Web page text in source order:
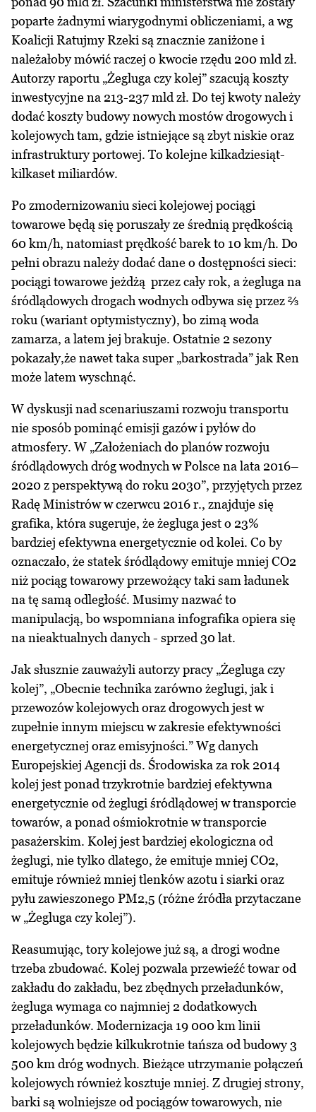
poparte żadnymi wiarygodnymi obliczeniami, a wg
Koalicji Ratujmy Rzeki są znacznie zaniżone i
należałoby mówić raczej o kwocie rzędu 200 mld zł.
Autorzy raportu „Żegluga czy kolej” szacują koszty
inwestycyjne na 213-237 mld zł. Do tej kwoty należy
dodać koszty budowy nowych mostów drogowych i
kolejowych tam, gdzie istniejące są zbyt niskie oraz
infrastruktury portowej. To kolejne kilkadziesiąt-
kilkaset miliardów.
Po zmodernizowaniu sieci kolejowej pociągi
towarowe będą się poruszały ze średnią prędkością
60 km/h, natomiast prędkość barek to 10 km/h. Do
pełni obrazu należy dodać dane o dostępności sieci:
pociągi towarowe jeżdżą przez cały rok, a żegluga na
śródlądowych drogach wodnych odbywa się przez ⅔
roku (wariant optymistyczny), bo zimą woda
zamarza, a latem jej brakuje. Ostatnie 2 sezony
pokazały,że nawet taka super „barkostrada” jak Ren
może latem wyschnąć.
W dyskusji nad scenariuszami rozwoju transportu
nie sposób pominąć emisji gazów i pyłów do
atmosfery. W „Założeniach do planów rozwoju
śródlądowych dróg wodnych w Polsce na lata 2016–
2020 z perspektywą do roku 2030”, przyjętych przez
Radę Ministrów w czerwcu 2016 r., znajduje się
grafika, która sugeruje, że żegluga jest o 23%
bardziej efektywna energetycznie od kolei. Co by
oznaczało, że statek śródlądowy emituje mniej CO2
niż pociąg towarowy przewożący taki sam ładunek
na tę samą odległość. Musimy nazwać to
manipulacją, bo wspomniana infografika opiera się
na nieaktualnych danych - sprzed 30 lat.
Jak słusznie zauważyli autorzy pracy „Żegluga czy
kolej”, „Obecnie technika zarówno żeglugi, jak i
przewozów kolejowych oraz drogowych jest w
zupełnie innym miejscu w zakresie efektywności
energetycznej oraz emisyjności.” Wg danych
Europejskiej Agencji ds. Środowiska za rok 2014
kolej jest ponad trzykrotnie bardziej efektywna
energetycznie od żeglugi śródlądowej w transporcie
towarów, a ponad ośmiokrotnie w transporcie
pasażerskim. Kolej jest bardziej ekologiczna od
żeglugi, nie tylko dlatego, że emituje mniej CO2,
emituje również mniej tlenków azotu i siarki oraz
pyłu zawieszonego PM2,5 (różne źródła przytaczane
w „Żegluga czy kolej”).
Reasumując, tory kolejowe już są, a drogi wodne
trzeba zbudować. Kolej pozwala przewieźć towar od
zakładu do zakładu, bez zbędnych przeładunków,
żegluga wymaga co najmniej 2 dodatkowych
przeładunków. Modernizacja 19 000 km linii
kolejowych będzie kilkukrotnie tańsza od budowy 3
500 km dróg wodnych. Bieżące utrzymanie połączeń
kolejowych również kosztuje mniej. Z drugiej strony,
barki są wolniejsze od pociągów towarowych, nie